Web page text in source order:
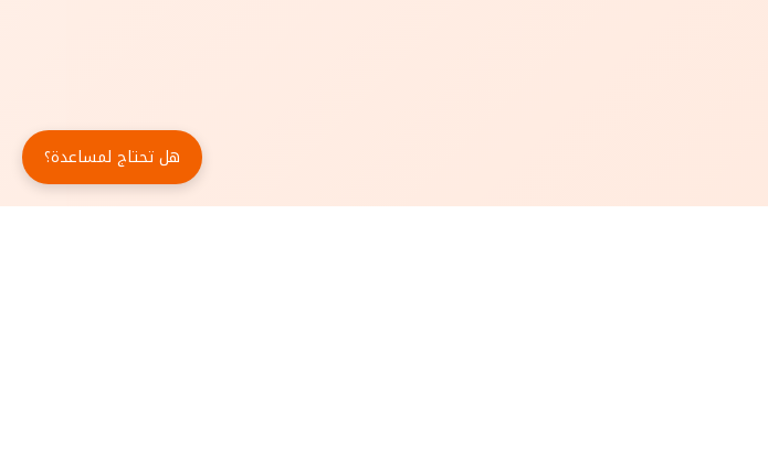
هل تحتاج لمساعدة؟